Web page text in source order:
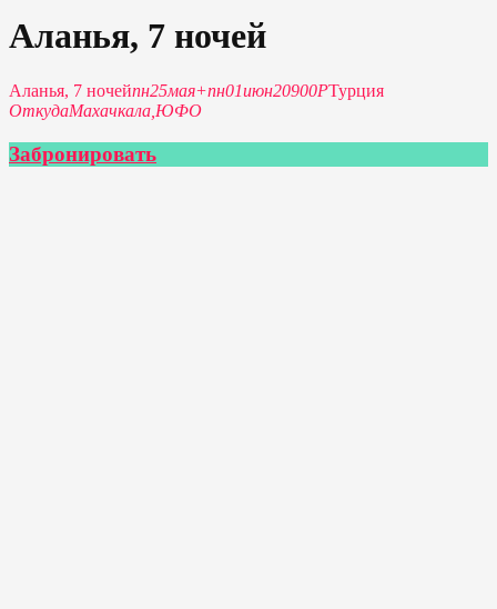
Аланья, 7 ночей
Аланья, 7 ночейпн25мая+пн01июн20900PТурция
ОткудаМахачкала, ЮФО
Забронировать